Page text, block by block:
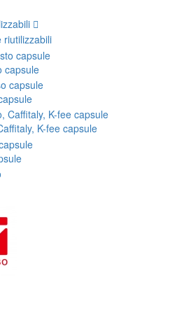
capsule
K-fee capsule